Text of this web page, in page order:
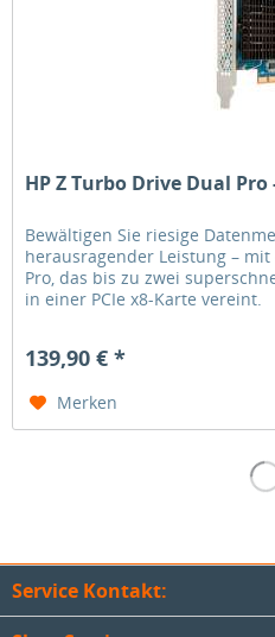
HP Z Turbo Drive Dual
Bewältigen Sie riesige
herausragender Leistung –
Pro, das bis zu zwei
in einer PCIe x8-Karte vereint.
139,90 € *
Merken
Service Kontakt: